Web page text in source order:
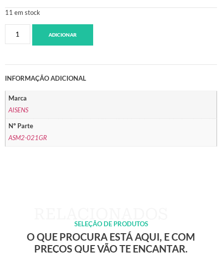
11 em stock
ADICIONAR
INFORMAÇÃO ADICIONAL
Marca
AISENS
Nº Parte
ASM2-021GR
SELEÇÃO DE PRODUTOS
O QUE PROCURA ESTÁ AQUI, E COM
PREÇOS QUE VÃO TE ENCANTAR.